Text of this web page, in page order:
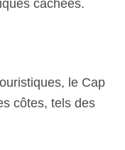
cachées.
le Cap
côtes, tels des